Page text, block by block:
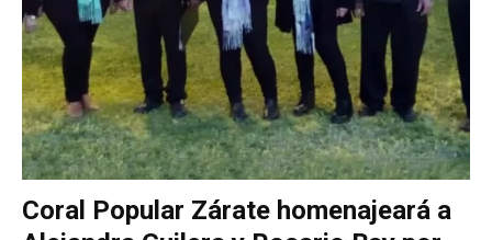
Coral Popular Zárate homenajeará a